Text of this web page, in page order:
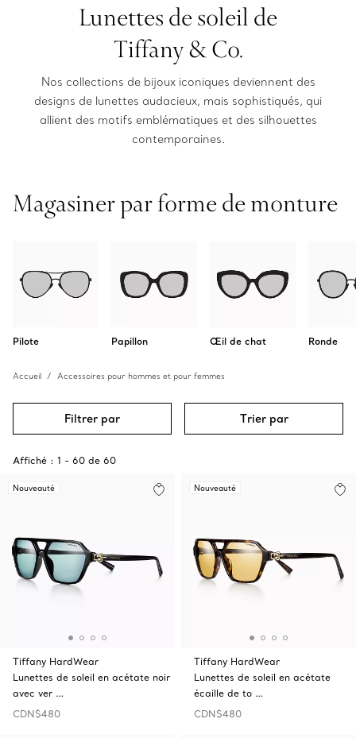
Lunettes de soleil de
Tiffany & Co.
Nos collections de bijoux iconiques deviennent des
designs de lunettes audacieux, mais sophistiqués, qui
allient des motifs emblématiques et des silhouettes
contemporaines.
Magasiner par forme de monture
Pilote Papillon Œil de chat Ronde
Accueil Accessoires pour hommes et pour femmes
Filtrer par Trier par
Affiché : 1 - 60 de 60
Nouveauté
Tiffany HardWear
Lunettes de soleil en acétate noir
avec ver …
CDN$480
Nouveauté
Tiffany HardWear
Lunettes de soleil en acétate
écaille de to …
CDN$480